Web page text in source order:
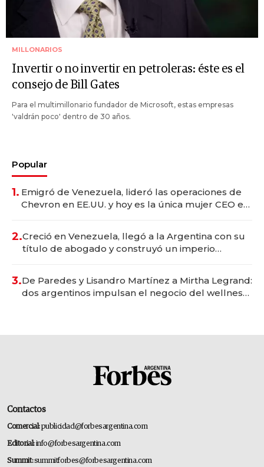
MILLONARIOS
Invertir o no invertir en petroleras: éste es el
consejo de Bill Gates
Para el multimillonario fundador de Microsoft, estas empresas
'valdrán poco' dentro de 30 años.
Popular
1. Emigró de Venezuela, lideró las operaciones de
Chevron en EE.UU. y hoy es la única mujer CEO en
2.Creció en Venezuela, llegó a la Argentina con su
título de abogado y construyó un imperio
3.De Paredes y Lisandro Martínez a Mirtha Legrand:
dos argentinos impulsan el negocio del wellness
Contactos
Comercial:publicidad@forbesargentina.com
Editorial:info@forbesargentina.com
Summit:summitforbes@forbesargentina.com